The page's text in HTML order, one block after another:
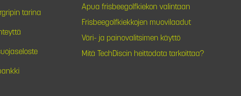
tarina
Apua frisbeegolfkiekon valintaan
Frisbeegolfkiekkojen muovilaadut
Väri- ja painovalitsimen käyttö
Mitä TechDiscin heittodata tarkoittaa?